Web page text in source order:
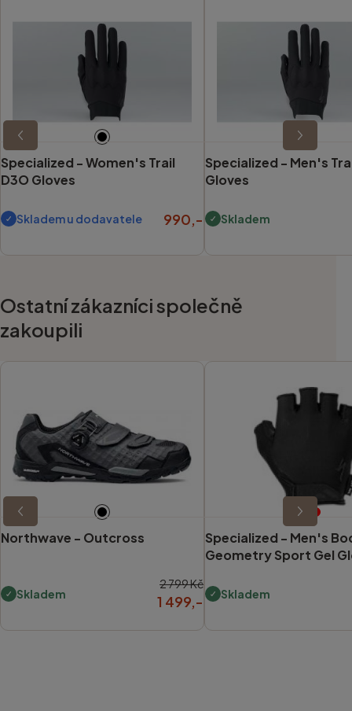
Specialized -Women's Trail
D3O Gloves
Skladem u dodavatele 990,-
Specialized - Men's
Gloves
Skladem
Ostatní zákazníci společně
zakoupili
Northwave - Outcross
Skladem
2 799 Kč
1 499,-
Specialized - Men's
Geometry Sport Gel
Skladem